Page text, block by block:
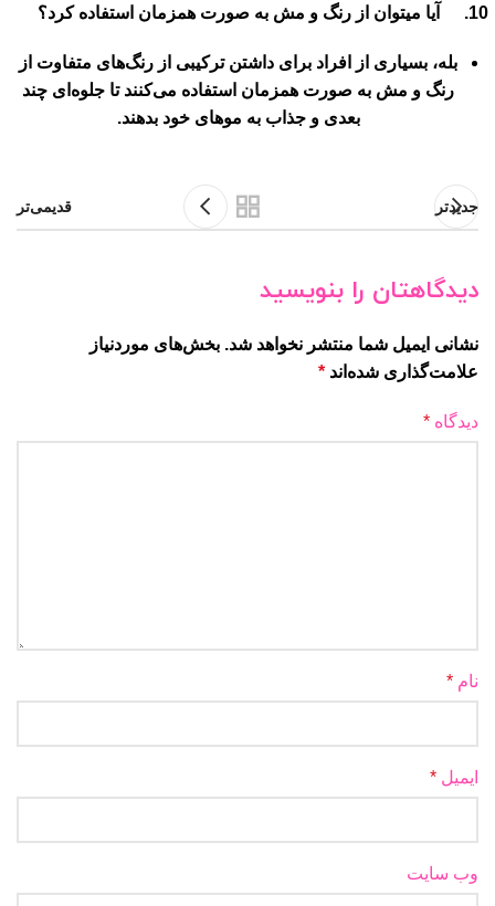
آیا میتوان از رنگ و مش به صورت همزمان استفاده کرد؟
بله، بسیاری از افراد برای داشتن ترکیبی از رنگ‌های متفاوت از
رنگ و مش به صورت همزمان استفاده می‌کنند تا جلوه‌ای چند
بعدی و جذاب به موهای خود بدهند.
جدیدتر قدیمی‌تر
دیدگاهتان را بنویسید
نشانی ایمیل شما منتشر نخواهد شد. بخش‌های موردنیاز
علامت‌گذاری شده‌اند *
دیدگاه *
نام *
ایمیل *
وب‌ سایت